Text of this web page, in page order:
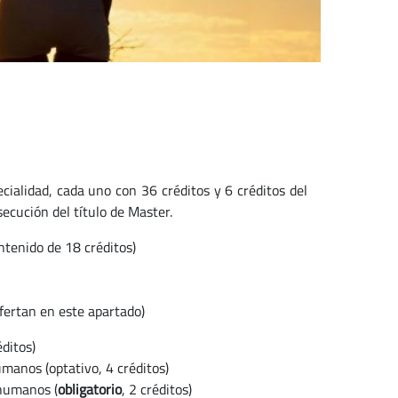
cada uno con 36 créditos y 6 créditos del
del título de Master.
de 18 créditos)
en este apartado)
(optativo, 4 créditos)
(obligatorio, 2 créditos)